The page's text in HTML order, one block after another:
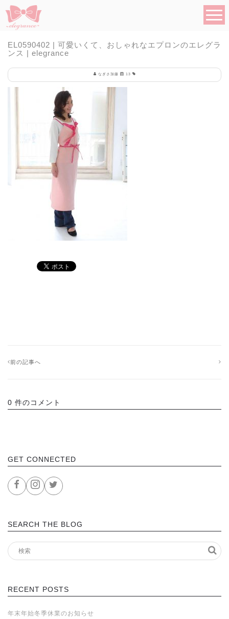
EL0590402 | 可愛いくて、おしゃれなエプロンのエレグラ
ンス | elegrance
なぎさ加藤 13
前の記事へ
0 件のコメント
GET CONNECTED
SEARCH THE BLOG
RECENT POSTS
年末年始冬季休業のお知らせ